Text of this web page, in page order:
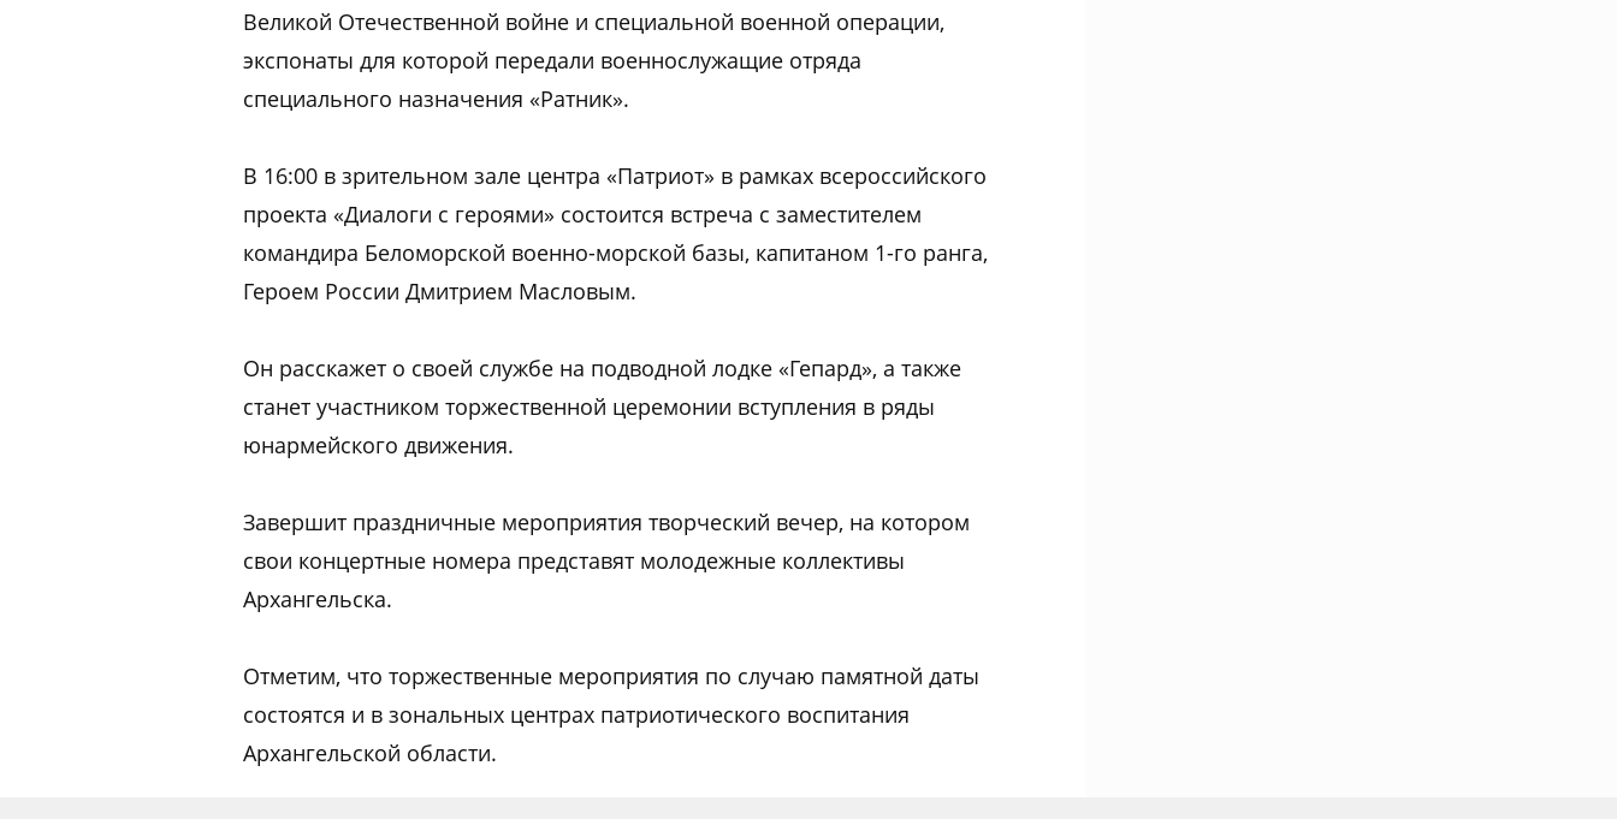
Великой Отечественной войне и специальной военной операции,
экспонаты для которой передали военнослужащие отряда
специального назначения «Ратник».
В 16:00 в зрительном зале центра «Патриот» в рамках всероссийского
проекта «Диалоги с героями» состоится встреча с заместителем
командира Беломорской военно-морской базы, капитаном 1-го ранга,
Героем России Дмитрием Масловым.
Он расскажет о своей службе на подводной лодке «Гепард», а также
станет участником торжественной церемонии вступления в ряды
юнармейского движения.
Завершит праздничные мероприятия творческий вечер, на котором
свои концертные номера представят молодежные коллективы
Архангельска.
Отметим, что торжественные мероприятия по случаю памятной даты
состоятся и в зональных центрах патриотического воспитания
Архангельской области.